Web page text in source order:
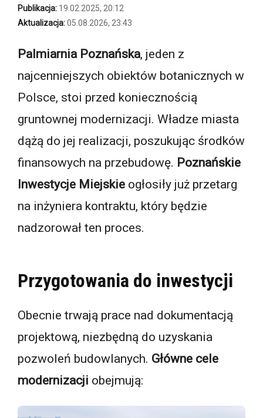
Publikacja: 19.02.2025, 20:12
Aktualizacja:05.08.2026, 23:43
Palmiarnia Poznańska, jeden z
najcenniejszych obiektów botanicznych w
Polsce, stoi przed koniecznością
gruntownej modernizacji. Władze miasta
dążą do jej realizacji, poszukując środków
finansowych na przebudowę. Poznańskie
Inwestycje Miejskie ogłosiły już przetarg
na inżyniera kontraktu, który będzie
nadzorował ten proces.
Przygotowania do inwestycji
Obecnie trwają prace nad dokumentacją
projektową, niezbędną do uzyskania
pozwoleń budowlanych. Główne cele
modernizacji obejmują: